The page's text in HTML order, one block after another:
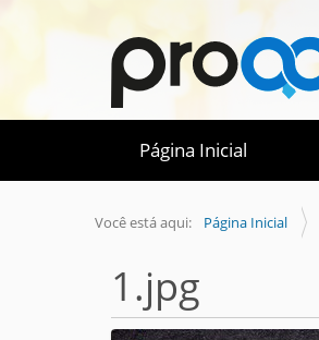
Página Inicial
Você está aqui: Página Inicial
1.jpg